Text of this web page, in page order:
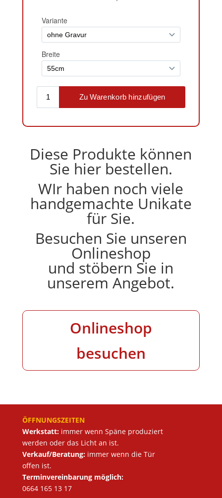
Diese Produkte können
Sie hier bestellen.
WIr haben noch viele
handgemachte Unikate
für Sie.
Besuchen Sie unseren
Onlineshop
und stöbern Sie in
unserem Angebot.
Onlineshop
besuchen
ÖFFNUNGSZEITEN
Werkstatt:immer wenn Späne produziert
werden oder das Licht an ist.
Verkauf/Beratung:immer wenn die Tür
offen ist.
Terminvereinbarung möglich:
0664 165 13 17